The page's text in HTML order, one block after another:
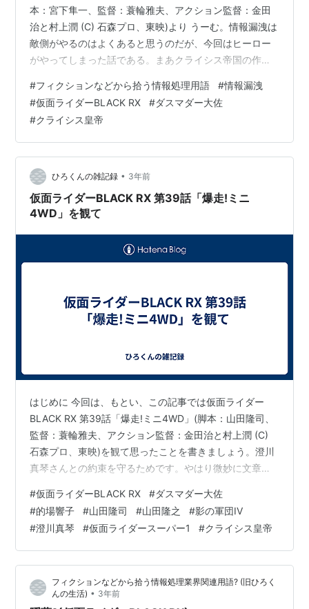
本：宮下隼一、監督：蓑輪雅夫、アクション監督：金田
治と村上潤 (C) 石森プロ、東映)より うーむ。情報漏洩は
敵側がやるのはよくあると思うのだが、今回はヒーロー
がやってしまった話である。まあクライシス帝国の作戦
結局あの査察官ダスマダー大佐だからだ。彼はボスガン
と手を組むのだが、ボスガンがジャーク将軍を寝返った
ふりなのもお見通し。しかも彼の率いた部下であるボー
ゾック一のもといクライシス帝国最強とハッタリかまし
た刺客(でもハッタリかますだけあってかなり強かったの
だが)でさえも捨て駒にし、…
#フィクションなどから拾う情報処理用語 #情報漏洩
#仮面ライダーBLACK RX #ダスマダー大佐
#クライシス皇帝
ひろくんの雑記録 • 3年前
仮面ライダーBLACK RX 第39話「爆走!ミニ
4WD」を観て
はじめに 今回は、もとい、この記事では仮面ライダー
BLACK RX 第39話「爆走!ミニ4WD」(脚本：山田隆司、
監督：蓑輪雅夫、アクション監督：金田治と村上潤 (C)
石森プロ、東映)を観て思ったことを書きましょう。澄川
真琴さんとの約束を守るためです。やはり微妙に文章が
の感想 この話、オープニングを見て、「あれ、金田治さ
んがまたアクション監督にクレジットされていますよ」
と思ったので、前回の記事と前々回の記事で書いたこと
が微妙に間違っていたことにも気がついたのですが、こ
うなった理由については本当に、それ以上の事は…
#仮面ライダーBLACK RX #ダスマダー大佐
#的場響子 #山田隆司 #山田隆之 #影の軍団IV
#澄川真琴 #仮面ライダースーパー1 #クライシス皇帝
フィクションなどから拾う情報処理業界関連用語? (旧ひろく
んの生活) • 3年前